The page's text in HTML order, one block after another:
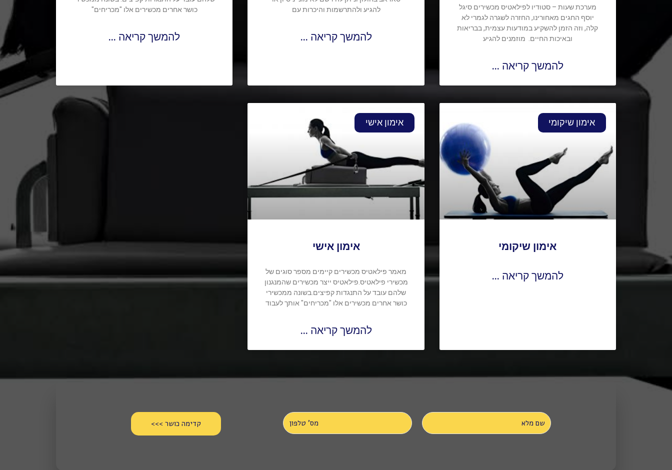
מערכת שעות – סטודיו לפילאטיס מכשירים סיגל
יוסף החגים מאחורינו, החזרה לשגרה לגמרי לא
קלה, וזה הזמן להשקיע במודעות עצמית, בבריאות
ובאיכות החיים. מוזמנים להגיע
להמשך קריאה ...
להגיע ולהתרשמות והיכרות עם
להמשך קריאה ...
כושר אחרים מכשירים אלו "מכריחים"
להמשך קריאה ...
אימון שיקומי
אימון שיקומי
להמשך קריאה ...
אימון אישי
אימון אישי
מאמר פילאטיס מכשירים קיימים מספר סוגים של
מכשירי פילאטיס.פילאטיס ייצר מכשירים שהמנגנון
שלהם עובד על התנגדות קפיצים.בשונה ממכשירי
כושר אחרים מכשירים אלו "מכריחים" אותך לעבוד
להמשך קריאה ...